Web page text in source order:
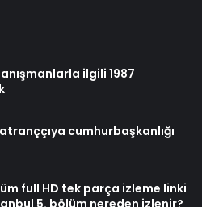
ilgili 1987
cumhurbaşkanlığı
full HD tek parça izleme linki
5. bölüm nereden izlenir?